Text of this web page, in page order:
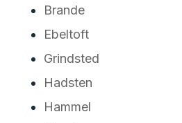
Brande
Ebeltoft
Grindsted
Hadsten
Hammel